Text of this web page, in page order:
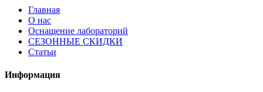
Главная
О нас
Оснащение лабораторий
СЕЗОННЫЕ СКИДКИ
Статьи
Информация